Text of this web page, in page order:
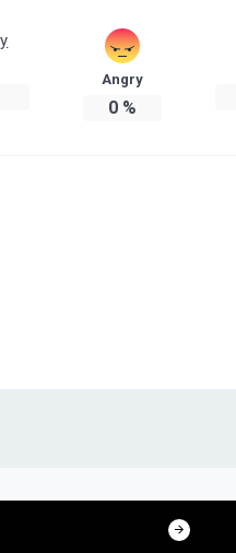
Angry
0 %